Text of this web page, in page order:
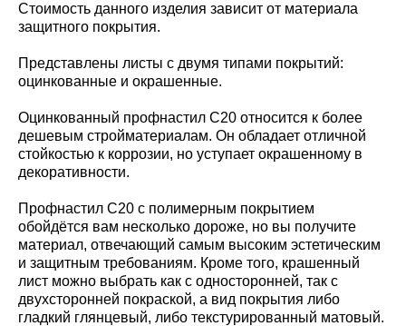
Стоимость данного изделия зависит от материала
защитного покрытия.
Представлены листы с двумя типами покрытий:
оцинкованные и окрашенные.
Оцинкованный профнастил С20 относится к более
дешевым стройматериалам. Он обладает отличной
стойкостью к коррозии, но уступает окрашенному в
декоративности.
Профнастил С20 с полимерным покрытием
обойдётся вам несколько дороже, но вы получите
материал, отвечающий самым высоким эстетическим
и защитным требованиям. Кроме того, крашенный
лист можно выбрать как с односторонней, так с
двухсторонней покраской, а вид покрытия либо
гладкий глянцевый, либо текстурированный матовый.